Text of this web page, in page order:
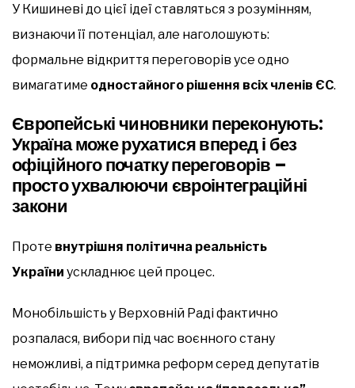
У Кишиневі до цієї ідеї ставляться з розумінням,
визнаючи її потенціал, але наголошують:
формальне відкриття переговорів усе одно
вимагатиме одностайного рішення всіх членів ЄС.
Європейські чиновники переконують:
Україна може рухатися вперед і без
офіційного початку переговорів –
просто ухвалюючи євроінтеграційні
закони
Проте внутрішня політична реальність
України ускладнює цей процес.
Монобільшість у Верховній Раді фактично
розпалася, вибори під час воєнного стану
неможливі, а підтримка реформ серед депутатів